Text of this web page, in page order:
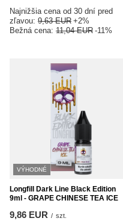
Najnižšia cena od 30 dní pred
zľavou: 9,63 EUR +2%
Bežná cena: 11,04 EUR -11%
VÝHODNÉ
Longfill Dark Line Black Edition
9ml - GRAPE CHINESE TEA ICE
9,86 EUR / szt.